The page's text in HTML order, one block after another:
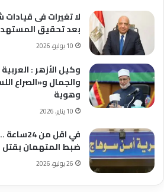
لا تغيرات فى
بعد تحقيق
10 يوليو، 2026
وكيل الأزهر :
والجمال و«الصراع
وهوية
10 يناير، 2026
في اقل
ضبط المتهمان بقتل
26 يوليو، 2026